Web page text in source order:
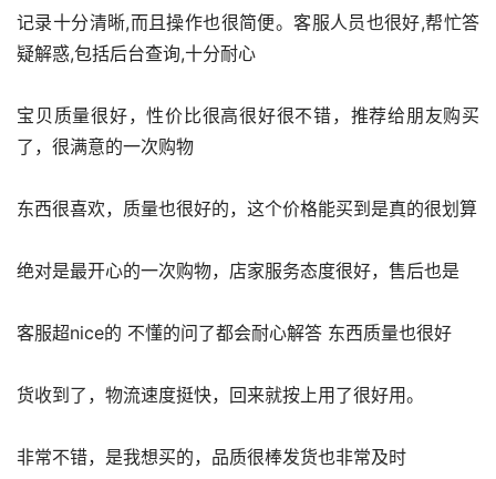
记录十分清晰,而且操作也很简便。客服人员也很好,帮忙答
疑解惑,包括后台查询,十分耐心
宝贝质量很好，性价比很高很好很不错，推荐给朋友购买
了，很满意的一次购物
东西很喜欢，质量也很好的，这个价格能买到是真的很划算
绝对是最开心的一次购物，店家服务态度很好，售后也是
客服超nice的 不懂的问了都会耐心解答 东西质量也很好
货收到了，物流速度挺快，回来就按上用了很好用。
非常不错，是我想买的，品质很棒发货也非常及时